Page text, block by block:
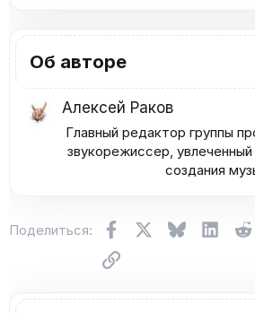
Об авторе
Алексей Раков
Главный редактор группы
звукорежиссер,
создания
Поделиться: FacebookX (Twitter)
Bluesky
Ссылка